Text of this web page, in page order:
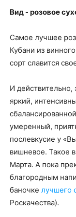
Вид - розовое
Самое лучшее
Кубани из
сорт славится
И действительно,
яркий,
умеренный,
послевкусие у
вишневое. Такое
Марта. А пока
благородным
баночке лучшего
Роскачества).